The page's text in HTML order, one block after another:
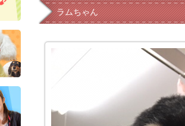
ラムちゃん